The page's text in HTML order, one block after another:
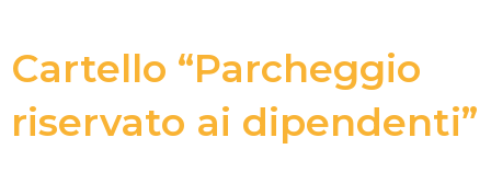
Cartello “Parcheggio
riservato ai dipendenti”